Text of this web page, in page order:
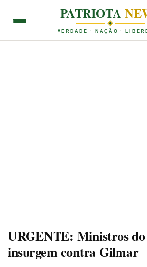
PATRIOTA
VERDADE · NAÇÃO ·
URGENTE: Ministros do
insurgem contra Gilmar